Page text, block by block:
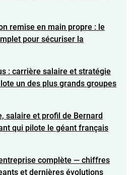
remise en main propre : le
pour sécuriser la
: carrière salaire et stratégie
un des plus grands groupes
salaire et profil de Bernard
qui pilote le géant français
complète — chiffres
et dernières évolutions